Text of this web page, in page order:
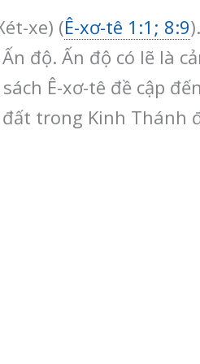
xe) (Ê-xơ-tê 1:1; 8:9
độ. Ấn độ có lẽ là
Ê-xơ-tê đề cập
trong Kinh Thánh